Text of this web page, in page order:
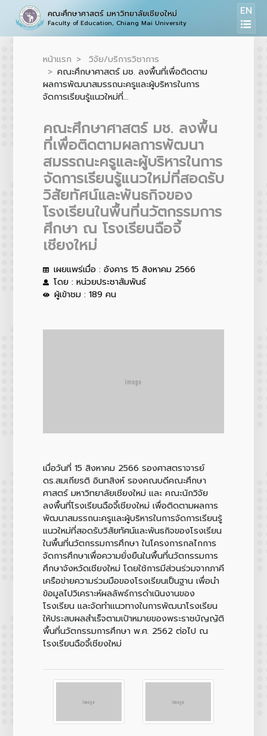
คณะศึกษาศาสตร์ มหาวิทยาลัยเชียงใหม่
Faculty of Education, Chiang Mai University
EN
หน้าแรก
วิจัย/บริการวิชาการ
คณะศึกษาศาสตร์ มช. ลงพื้นที่เพื่อติดตาม
ผลการพัฒนาสมรรถนะครูและผู้บริหารในการ
จัดการเรียนรู้แนวใหม่ที่...
คณะศึกษาศาสตร์ มช. ลงพื้น
ที่เพื่อติดตามผลการพัฒนา
สมรรถนะครูและผู้บริหารในการ
จัดการเรียนรู้แนวใหม่ที่สอดรับ
วิสัยทัศน์และพันธกิจของ
โรงเรียนในพื้นที่นวัตกรรมการ
ศึกษา ณ โรงเรียนฉือจี้
เชียงใหม่
เผยแพร่เมื่อ : อังคาร 15 สิงหาคม 2566
โดย : หน่วยประชาสัมพันธ์
ผู้เข้าชม : 189 คน
เมื่อวันที่ 15 สิงหาคม 2566 รองศาสตราจารย์
ดร.สมเกียรติ อินทสิงห์ รองคณบดีคณะศึกษา
ศาสตร์ มหาวิทยาลัยเชียงใหม่ และ คณะนักวิจัย
ลงพื้นที่โรงเรียนฉือจี้เชียงใหม่ เพื่อติดตามผลการ
พัฒนาสมรรถนะครูและผู้บริหารในการจัดการเรียนรู้
แนวใหม่ที่สอดรับวิสัยทัศน์และพันธกิจของโรงเรียน
ในพื้นที่นวัตกรรมการศึกษา ในโครงการกลไกการ
จัดการศึกษาเพื่อความยั่งยืนในพื้นที่นวัตกรรมการ
ศึกษาจังหวัดเชียงใหม่ โดยใช้การมีส่วนร่วมจากภาคี
เครือข่ายความร่วมมือของโรงเรียนเป็นฐาน เพื่อนำ
ข้อมูลไปวิเคราะห์ผลลัพธ์การดำเนินงานของ
โรงเรียน และจัดทำแนวทางในการพัฒนาโรงเรียน
ให้ประสบผลสำเร็จตามเป้าหมายของพระราชบัญญัติ
พื้นที่นวัตกรรมการศึกษา พ.ศ. 2562 ต่อไป ณ
โรงเรียนฉือจี้เชียงใหม่